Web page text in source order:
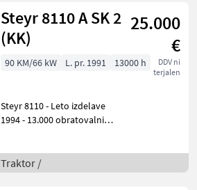
Steyr 8110 A SK 2
(KK)
25.000
€
DDV ni
terjalen
90 KM/66 kW L. pr. 1991 13000 h
Steyr 8110 - Leto izdelave
1994 - 13.000 obratovalnih
obremenitvijo - EHR - 1x
stopnja električnega DW -
Traktor /